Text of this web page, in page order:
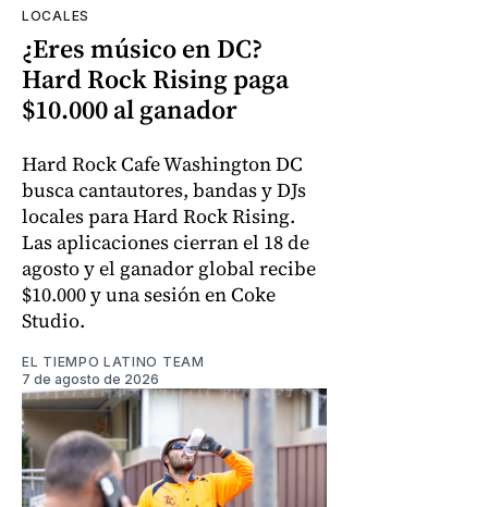
LOCALES
¿Eres músico en DC?
Hard Rock Rising paga
$10.000 al ganador
Hard Rock Cafe Washington DC
busca cantautores, bandas y DJs
locales para Hard Rock Rising.
Las aplicaciones cierran el 18 de
agosto y el ganador global recibe
$10.000 y una sesión en Coke
Studio.
EL TIEMPO LATINO TEAM
7 de agosto de 2026